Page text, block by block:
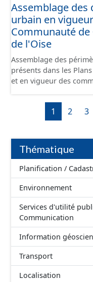
tonnes de
camions. Il reliera
Compiègne à
Assemblage
urbain en
Communauté de
de l'Oise
Assemblage des
présents dans les
et en vigueur des
Cette donnée a été
prescriptions nationales du CNIG.
portée à la création de
d'un point de vue
1 2 3
Thématique
Planification /
Environnement
Services d'utilité
Communication
Information
Transport
Localisation